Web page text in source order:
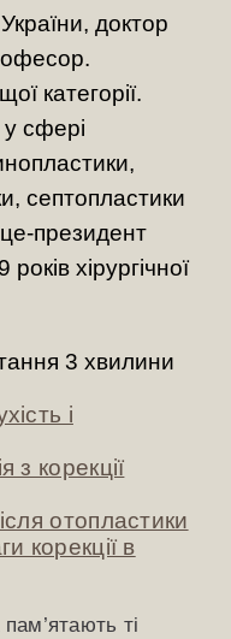
доктор
категорії.
сфері
септопластики
президент
хірургічної
хвилини
і
з корекції
отопластики
корекції в
ті